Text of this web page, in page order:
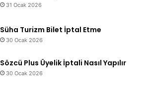
31 Ocak 2026
Süha Turizm Bilet İptal Etme
30 Ocak 2026
Sözcü Plus Üyelik İptali Nasıl Yapılır
30 Ocak 2026